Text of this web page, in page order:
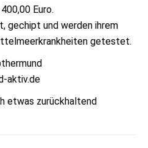
Euro.
gechipt und werden ihrem
getestet.
aktiv.de
etwas zurückhaltend